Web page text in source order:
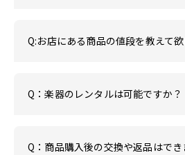
Q:お店にある商品の値段を教えて
Q：楽器のレンタルは可能ですか？
Q：商品購入後の交換や返品はでき